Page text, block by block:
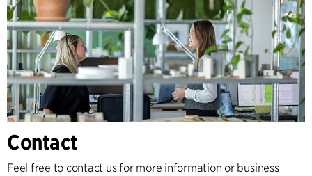
Contact
Feel free to contact us for more information or business